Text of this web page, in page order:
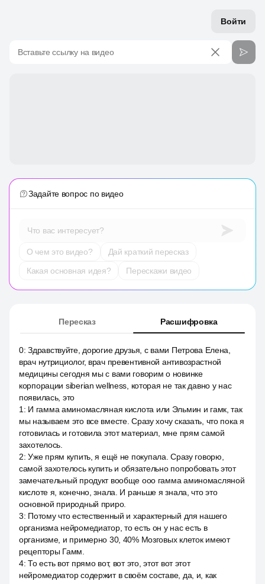
Войти
Вставьте ссылку на видео
Задайте вопрос по видео
Что вас интересует?
О чем это видео?
Дай краткий пересказ
Какая основная идея?
Перескажи видео
Пересказ Расшифровка
0:Здравствуйте, дорогие друзья, с вами Петрова Елена,
врач нутрициолог, врач превентивной антивозрастной
медицины сегодня мы с вами говорим о новинке
корпорации siberian wellness, которая не так давно у нас
появилась, это
1 : И гамма аминомасляная кислота или Эльмин и гамк, так
мы называем это все вместе. Сразу хочу сказать, что пока я
готовилась и готовила этот материал, мне прям самой
захотелось.
2:Уже прям купить, я ещё не покупала. Сразу говорю,
самой захотелось купить и обязательно попробовать этот
замечательный продукт вообще ооо гамма аминомасляной
кислоте я, конечно, знала. И раньше я знала, что это
основной природный приро.
3: Потому что естественный и характерный для нашего
организма нейромедиатор, то есть он у нас есть в
организме, и примерно 30, 40% Мозговых клеток имеют
рецепторы Гамм.
4:То есть вот прямо вот, вот это, этот вот этот
нейромедиатор содержит в своём составе, да, и, как